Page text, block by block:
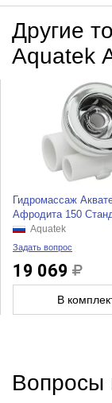
Другие
Aquatek
Гидромассаж
Афродита 150
Aquatek
Задать вопрос
19 069
В
Вопросы